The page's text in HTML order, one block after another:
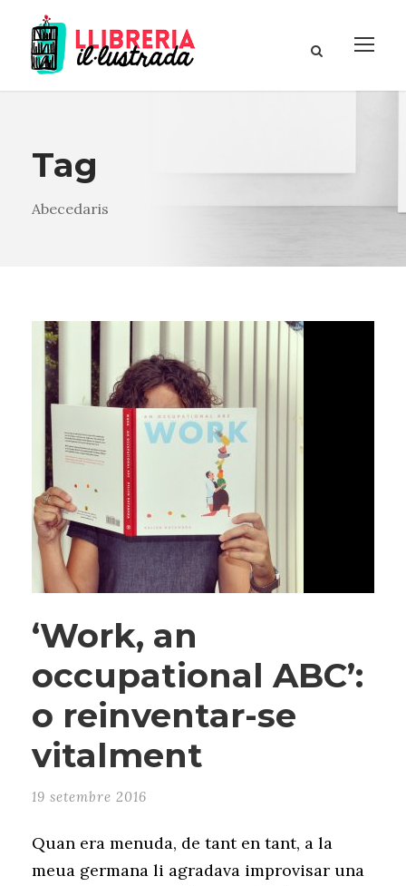
Tag
Abecedaris
‘Work, an
occupational ABC’:
o reinventar-se
vitalment
19 setembre 2016
Quan era menuda, de tant en tant, a la
meua germana li agradava improvisar una